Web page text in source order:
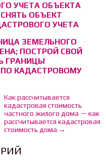
УЧЕТА ОБЪЕКТА
ОБЪЕКТ
УЧЕТА
ЗЕМЕЛЬНОГО
ПОСТРОЙ СВОЙ
ГРАНИЦЫ
КАДАСТРОВОМУ
Как рассчитывается
кадастровая стоимость
частного жилого дома — как
рассчитывается кадастровая
стоимость дома →